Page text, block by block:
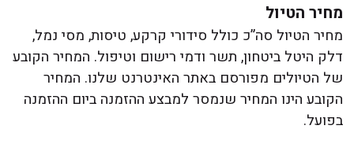
מחיר הטיול
מחיר הטיול סה”כ כולל סידורי קרקע, טיסות, מסי נמל,
דלק היטל ביטחון, תשר ודמי רישום וטיפול. המחיר הקובע
של הטיולים מפורסם באתר האינטרנט שלנו. המחיר
הקובע הינו המחיר שנמסר למבצע ההזמנה ביום ההזמנה
בפועל.